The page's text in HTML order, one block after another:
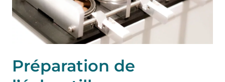
Préparation de